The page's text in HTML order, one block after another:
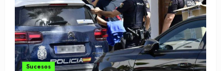
Sucesos